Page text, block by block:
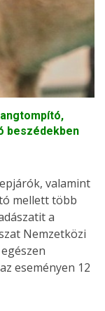
beszédekben
valamint
mellett több
a
Nemzetközi
eseményen 12